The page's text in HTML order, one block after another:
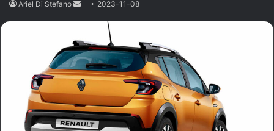
Ariel Di Stefano
Send2023-11-08